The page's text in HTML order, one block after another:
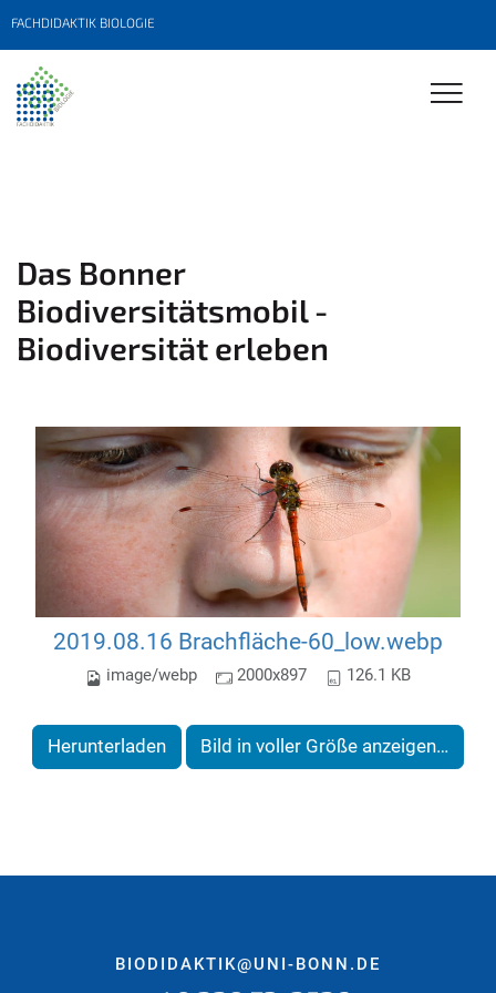
FACHDIDAKTIK BIOLOGIE
Das Bonner
Biodiversitätsmobil -
Biodiversität erleben
2019.08.16 Brachfläche-60_low.webp
image/webp 2000x897 126.1 KB
Herunterladen Bild in voller Größe anzeigen…
BIODIDAKTIK@UNI-BONN.DE